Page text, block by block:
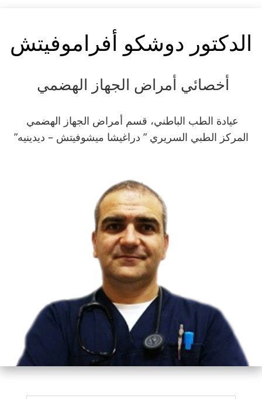
الدكتور دوشكو أفراموفيتش
أخصائي أمراض الجهاز الهضمي
عيادة الطب الباطني، قسم أمراض الجهاز الهضمي
المركز الطبي السريري ” دراغيشا ميشوفيتش – ديدينيه”